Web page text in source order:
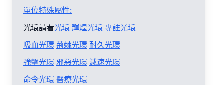
單位特殊屬性:
光環請看光環輝煌光環專註光環
吸血光環荊棘光環耐久光環
強擊光環邪惡光環減速光環
命令光環醫療光環